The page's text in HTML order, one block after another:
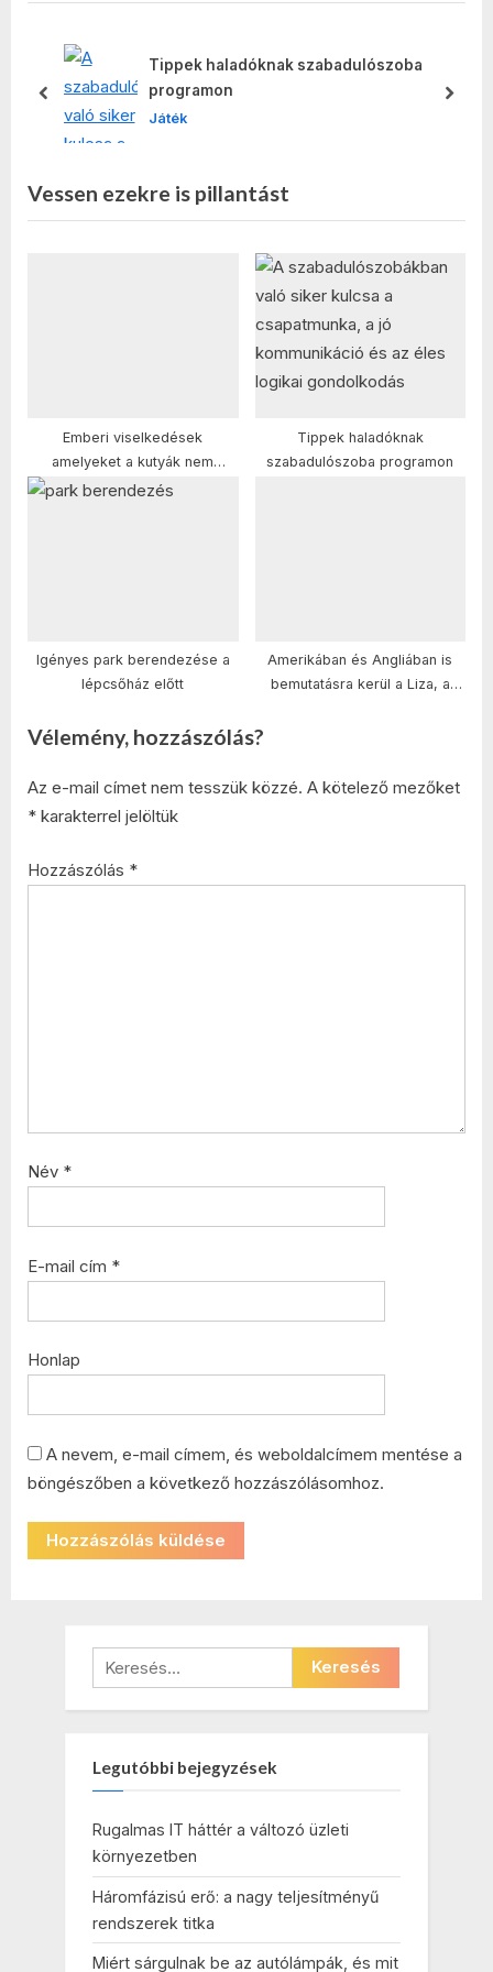
P
:
o
s
t
Tippek haladóknak szabadulószoba
programon
Játék
prev next
Vessen ezekre is pillantást
Emberi viselkedések
amelyeket a kutyák nem
szeretnek
Tippek haladóknak
szabadulószoba programon
Igényes park berendezése a
lépcsőház előtt
Amerikában és Angliában is
bemutatásra kerül a Liza, a
Vélemény, hozzászólás?
Az e-mail címet nem tesszük közzé. A kötelező mezőket
* karakterrel jelöltük
Hozzászólás *
Név *
E-mail cím *
Honlap
A nevem, e-mail címem, és weboldalcímem mentése a
böngészőben a következő hozzászólásomhoz.
Keresés:
Legutóbbi bejegyzések
Rugalmas IT háttér a változó üzleti
környezetben
Háromfázisú erő: a nagy teljesítményű
rendszerek titka
Miért sárgulnak be az autólámpák, és mit